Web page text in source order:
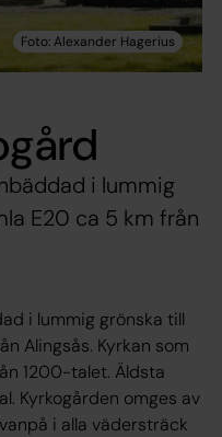
i lummig
E20 ca 5 km från
i lummig grönska till
Alingsås. Kyrkan som
1200-talet. Äldsta
Kyrkogården omges av
i alla vädersträck